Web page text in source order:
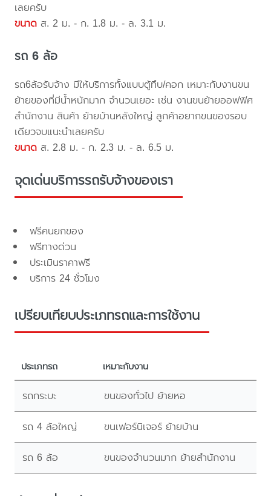
เลยครับ
ขนาด ส. 2 ม. - ก. 1.8 ม. - ล. 3.1 ม.
รถ 6 ล้อ
รถ6ล้อรับจ้าง มีให้บริการทั้งแบบตู้ทึบ/คอก เหมาะกับงานขน
ย้ายของที่มีน้ำหนักมาก จำนวนเยอะ เช่น งานขนย้ายออฟฟิศ
สำนักงาน สินค้า ย้ายบ้านหลังใหญ่ ลูกค้าอยากขนของรอบ
เดียวจบแนะนำเลยครับ
ขนาด ส. 2.8 ม. - ก. 2.3 ม. - ล. 6.5 ม.
จุดเด่นบริการรถรับจ้างของเรา
ฟรีคนยกของ
ฟรีทางด่วน
ประเมินราคาฟรี
บริการ 24 ชั่วโมง
เปรียบเทียบประเภทรถและการใช้งาน
ประเภทรถ เหมาะกับงาน
รถกระบะ ขนของทั่วไป ย้ายหอ
รถ 4 ล้อใหญ่ ขนเฟอร์นิเจอร์ ย้ายบ้าน
รถ 6 ล้อ ขนของจำนวนมาก ย้ายสำนักงาน